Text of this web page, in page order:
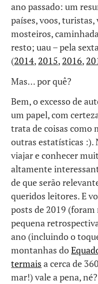
ano passado: um
países, voos, turistas,
mosteiros,
resto; uau – pela
(2014, 2015, 2016,
Mas… por quê?
Bem, o excesso de
um papel, com
trata de coisas como
outras estatísticas :).
viajar e conhecer
altamente
de que serão
queridos leitores. E
posts de 2019
pequena
ano (incluindo o
montanhas do
termais a cerca de
mar!) vale a pena,